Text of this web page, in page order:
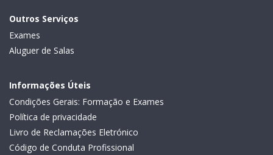
Outros Serviços
Exames
Aluguer de Salas
Informações Úteis
Condições Gerais: Formação e Exames
Política de privacidade
Livro de Reclamações Eletrónico
Código de Conduta Profissional